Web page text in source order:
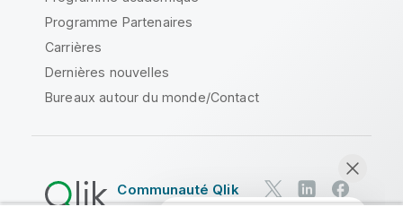
Programme Partenaires
Carrières
Dernières nouvelles
Bureaux autour du monde/Contact
Communauté Qlik